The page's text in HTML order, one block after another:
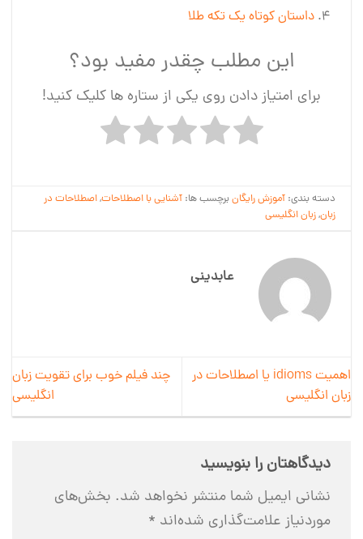
داستان کوتاه یک تکه طلا
این مطلب چقدر مفید بود؟
برای امتیاز دادن روی یکی از ستاره ها کلیک کنید!
دسته بندی:آموزش رایگانبرچسب ها:آشنایی با اصطلاحات,اصطلاحات در
زبان,زبان انگلیسی
عابدینی
اهمیت idioms یا اصطلاحات در
زبان انگلیسی
چند فیلم خوب برای تقویت زبان
انگلیسی
دیدگاهتان را بنویسید
نشانی ایمیل شما منتشر نخواهد شد. بخش‌های
موردنیاز علامت‌گذاری شده‌اند *